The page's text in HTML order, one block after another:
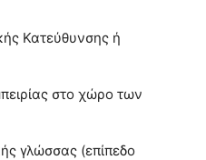
Κατεύθυνσης ή
στο χώρο των
γλώσσας (επίπεδο